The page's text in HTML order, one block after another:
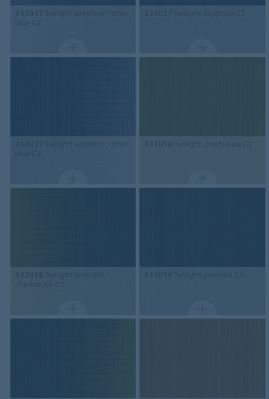
332017Twilight sapphire / titan
blue C2
333017Twilight sapphire C3
334017Twilight sapphire / titan
blue C4
331018Twilight chartreuse C1
332018Twilight emerald /
chartreuse C2
333018 Twilight emerald C3